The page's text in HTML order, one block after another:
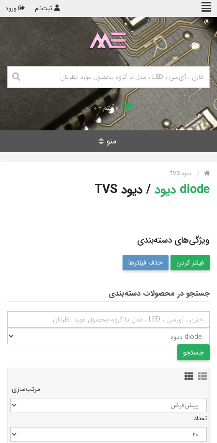
ورود ثبت‌نام
۰ آیتم - ۰
منو
دیود TVS
diode دیود / دیود TVS
ویژگی‌های دسته‌بندی
حذف فیلترها
جستجو در محصولات دسته‌بندی
مرتب‌سازی:
تعداد